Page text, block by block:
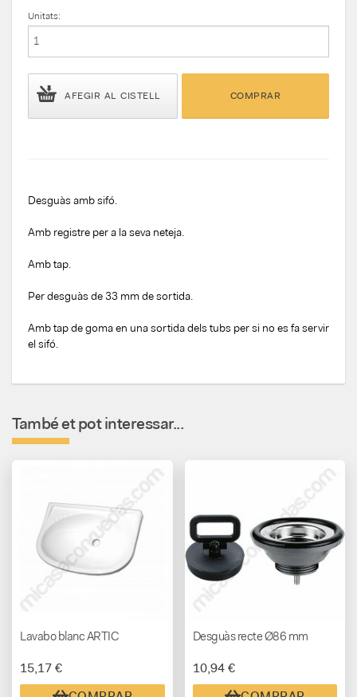
Unitats:
AFEGIR AL CISTELL COMPRAR
Desguàs amb sifó.
Amb registre per a la seva neteja.
Amb tap.
Per desguàs de 33 mm de sortida.
Amb tap de goma en una sortida dels tubs per si no es fa servir
el sifó.
També et pot interessar...
Lavabo blanc ARTIC
15,17 €
Desguàs recte Ø86 mm
10,94 €